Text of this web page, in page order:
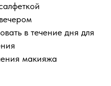
в течение дня для
макияжа